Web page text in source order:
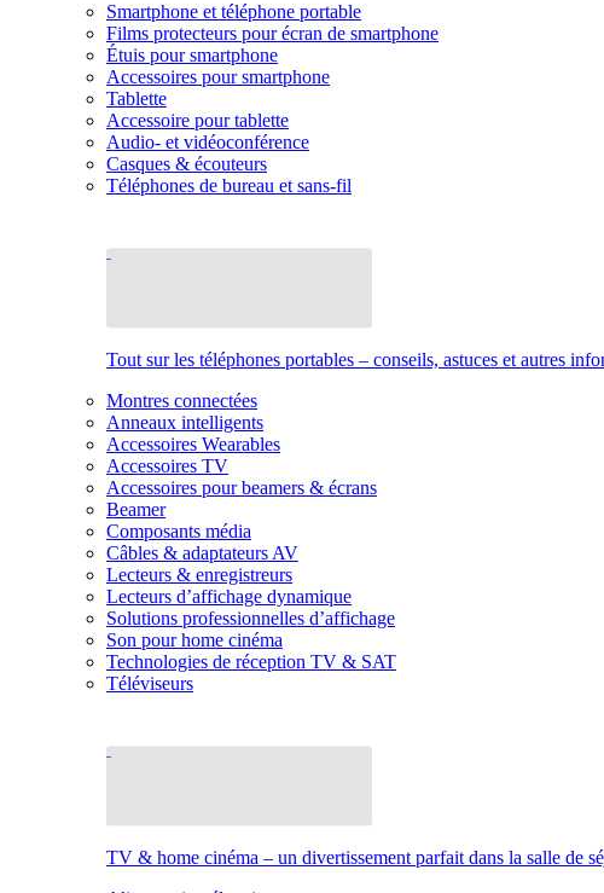
Smartphone et téléphone portable
Films protecteurs pour écran de smartphone
Étuis pour smartphone
Accessoires pour smartphone
Tablette
Accessoire pour tablette
Audio- et vidéoconférence
Casques & écouteurs
Téléphones de bureau et sans-fil
Tout sur les téléphones portables – conseils, astuces et autres
Montres connectées
Anneaux intelligents
Accessoires Wearables
Accessoires TV
Accessoires pour beamers & écrans
Beamer
Composants média
Câbles & adaptateurs AV
Lecteurs & enregistreurs
Lecteurs d’affichage dynamique
Solutions professionnelles d’affichage
Son pour home cinéma
Technologies de réception TV & SAT
Téléviseurs
TV & home cinéma – un divertissement parfait dans la salle de